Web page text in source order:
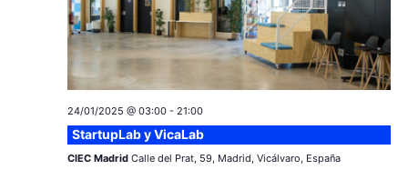
24/01/2025 @ 03:00- 21:00
StartupLab y VicaLab
CIEC Madrid Calle del Prat, 59, Madrid, Vicálvaro, España